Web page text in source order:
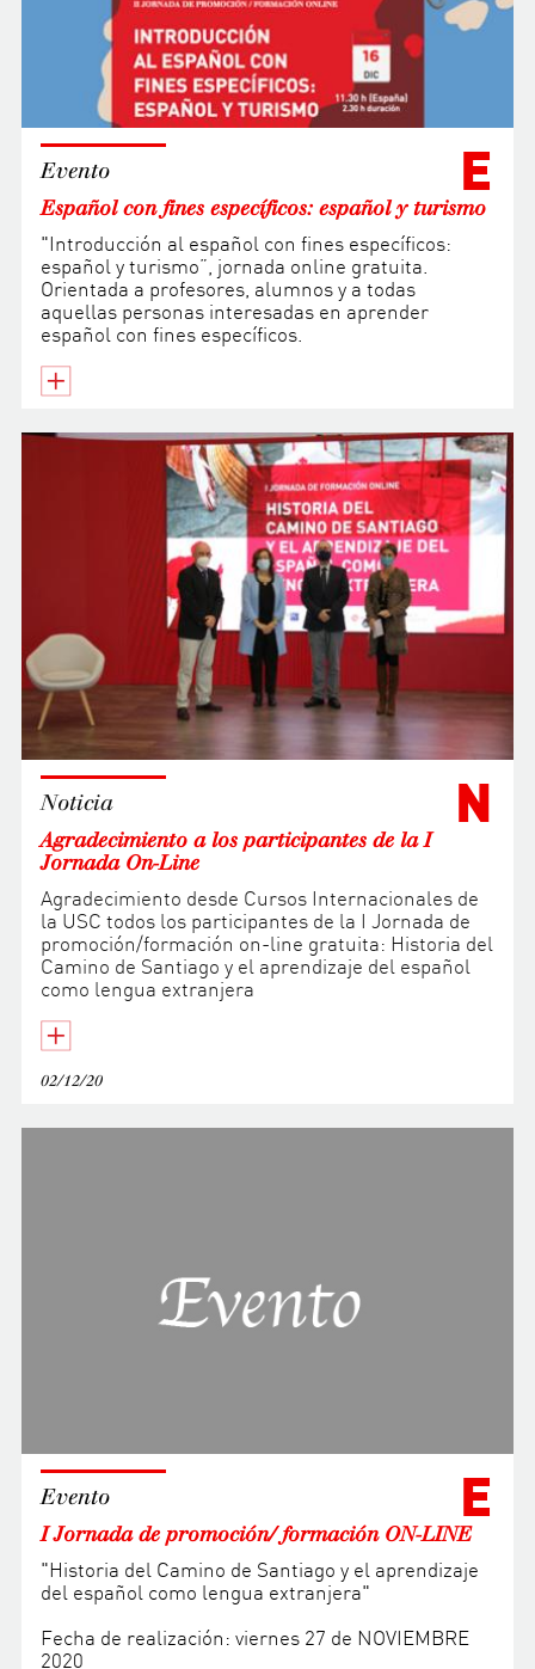
E
Evento
Español con fines específicos: español y turismo
"Introducción al español con fines específicos:
español y turismo”, jornada online gratuita.
Orientada a profesores, alumnos y a todas
aquellas personas interesadas en aprender
español con fines específicos.
N
Noticia
Agradecimiento a los participantes de la I
Jornada On-Line
Agradecimiento desde Cursos Internacionales de
la USC todos los participantes de la I Jornada de
promoción/formación on-line gratuita: Historia del
Camino de Santiago y el aprendizaje del español
como lengua extranjera
02/12/20
E
Evento
I Jornada de promoción/ formación ON-LINE
"Historia del Camino de Santiago y el aprendizaje
del español como lengua extranjera"
Fecha de realización: viernes 27 de NOVIEMBRE
2020